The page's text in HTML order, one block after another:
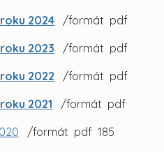
2024 /formát pdf
2023 /formát pdf
2022 /formát pdf
2021 /formát pdf
/formát pdf 185